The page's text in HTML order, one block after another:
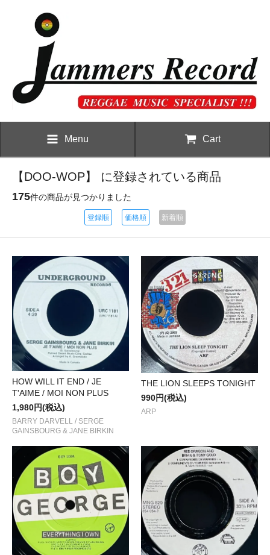
Menu Cart
【DOO-WOP】 に登録されている商品
175件の商品が見つかりました
登録順 価格順 新着順
HOW WILL IT END / JE
T'AIME / MOI NON PLUS
1,980円(税込)
BARRY DARVELL / SERGE
GAINSBOURG & JANE BIRKIN
THE LION SLEEPS TONIGHT
990円(税込)
ARP